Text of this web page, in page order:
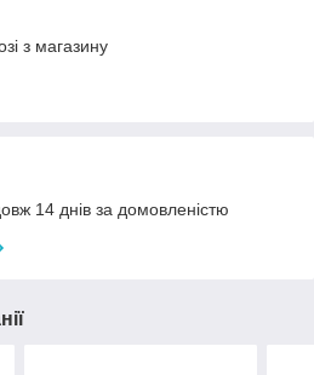
з магазину
14 днів за домовленістю